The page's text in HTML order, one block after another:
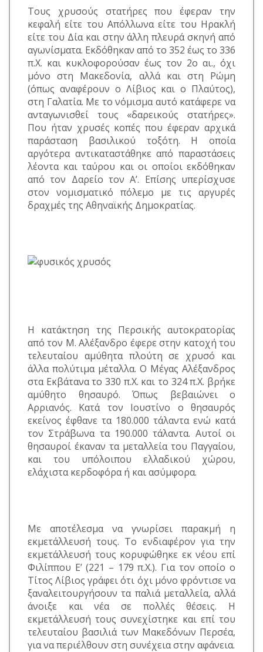
Τους χρυσούς στατήρες που έφεραν την
κεφαλή είτε του Απόλλωνα είτε του Ηρακλή
είτε του Δία και στην άλλη πλευρά σκηνή από
αγωνίσματα. Εκδόθηκαν από το 352 έως το 336
π.Χ. και κυκλοφορούσαν έως τον 2ο αι., όχι
μόνο στη Μακεδονία, αλλά και στη Ρώμη
(όπως αναφέρουν ο Λίβιος και ο Πλαύτος),
στη Γαλατία. Με το νόμισμα αυτό κατάφερε να
ανταγωνισθεί τους «δαρεικούς στατήρες».
Που ήταν χρυσές κοπές που έφεραν αρχικά
παράσταση βασιλικού τοξότη. Η οποία
αργότερα αντικαταστάθηκε από παραστάσεις
λέοντα και ταύρου και οι οποίοι εκδόθηκαν
από τον Δαρείο τον Α’. Επίσης υπερίσχυσε
στον νομισματικό πόλεμο με τις αργυρές
δραχμές της Αθηναϊκής Δημοκρατίας.
Η κατάκτηση της Περσικής αυτοκρατορίας
από τον Μ. Αλέξανδρο έφερε στην κατοχή του
τελευταίου αμύθητα πλούτη σε χρυσό και
άλλα πολύτιμα μέταλλα. Ο Μέγας Αλέξανδρος
στα Εκβάτανα το 330 π.Χ. και το 324 π.Χ. βρήκε
αμύθητο θησαυρό. Όπως βεβαιώνει ο
Αρριανός. Κατά τον Ιουστίνο ο θησαυρός
εκείνος έφθανε τα 180.000 τάλαντα ενώ κατά
τον Στράβωνα τα 190.000 τάλαντα. Αυτοί οι
θησαυροί έκαναν τα μεταλλεία του Παγγαίου,
και του υπόλοιπου ελλαδικού χώρου,
ελάχιστα κερδοφόρα ή και ασύμφορα.
Με αποτέλεσμα να γνωρίσει παρακμή η
εκμετάλλευσή τους. Το ενδιαφέρον για την
εκμετάλλευσή τους κορυφώθηκε εκ νέου επί
Φιλίππου Ε’ (221 – 179 π.Χ.). Για τον οποίο ο
Τίτος Λίβιος γράφει ότι όχι μόνο φρόντισε να
ξαναλειτουργήσουν τα παλιά μεταλλεία, αλλά
άνοιξε και νέα σε πολλές θέσεις. Η
εκμετάλλευσή τους συνεχίστηκε και επί του
τελευταίου βασιλιά των Μακεδόνων Περσέα,
για να περιέλθουν στη συνέχεια στην αφάνεια.